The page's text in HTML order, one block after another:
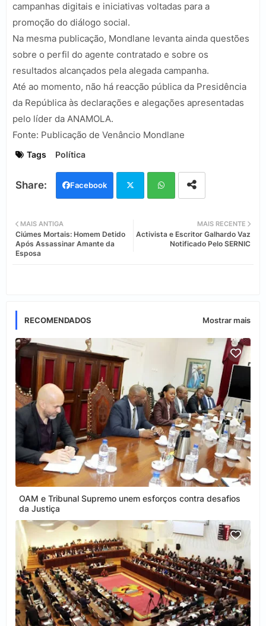
campanhas digitais e iniciativas voltadas para a
promoção do diálogo social.
Na mesma publicação, Mondlane levanta ainda questões
sobre o perfil do agente contratado e sobre os
resultados alcançados pela alegada campanha.
Até ao momento, não há reacção pública da Presidência
da República às declarações e alegações apresentadas
pelo líder da ANAMOLA.
Fonte: Publicação de Venâncio Mondlane
Tags Política
Facebook
tter ats
MAIS RECENTE
Activista e Escritor Galhardo Vaz
Notificado Pelo SERNIC
MAIS ANTIGA
Ciúmes Mortais: Homem Detido
Após Assassinar Amante da
Esposa
RECOMENDADOS Mostrar mais
OAM e Tribunal Supremo unem esforços contra desafios
da Justiça